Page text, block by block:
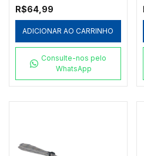
R$64,99
ADICIONAR AO CARRINHO
Consulte-nos pelo
WhatsApp